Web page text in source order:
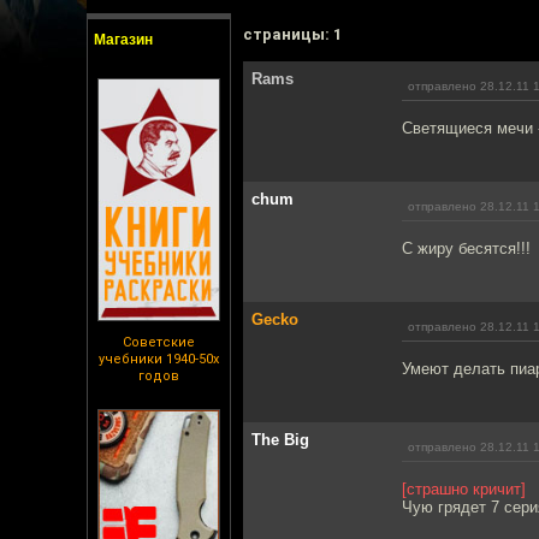
Магазин
Советские
учебники 1940-50х
годов
cтраницы: 1
Rams отправлено 28.12.11
Светящиеся мечи
chum отправлено 28.12.11
С жиру бесятся!!!
Gecko отправлено 28.12.11
Умеют делать
The Big отправлено 28.12.11
[страшно кричит]
Чую грядет 7